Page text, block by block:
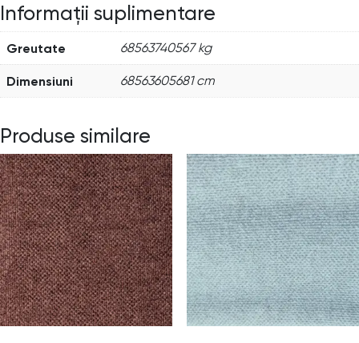
Informații suplimentare
Greutate 68563740567 kg
Dimensiuni 68563605681 cm
Produse similare